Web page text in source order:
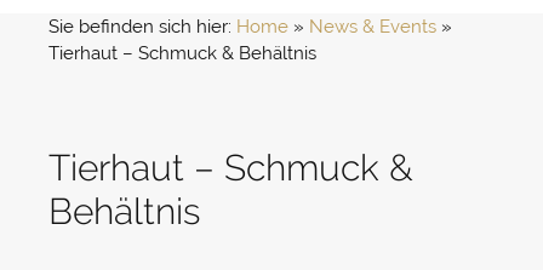
Sie befinden sich hier: Home » News & Events »
Tierhaut – Schmuck & Behältnis
Tierhaut – Schmuck &
Behältnis